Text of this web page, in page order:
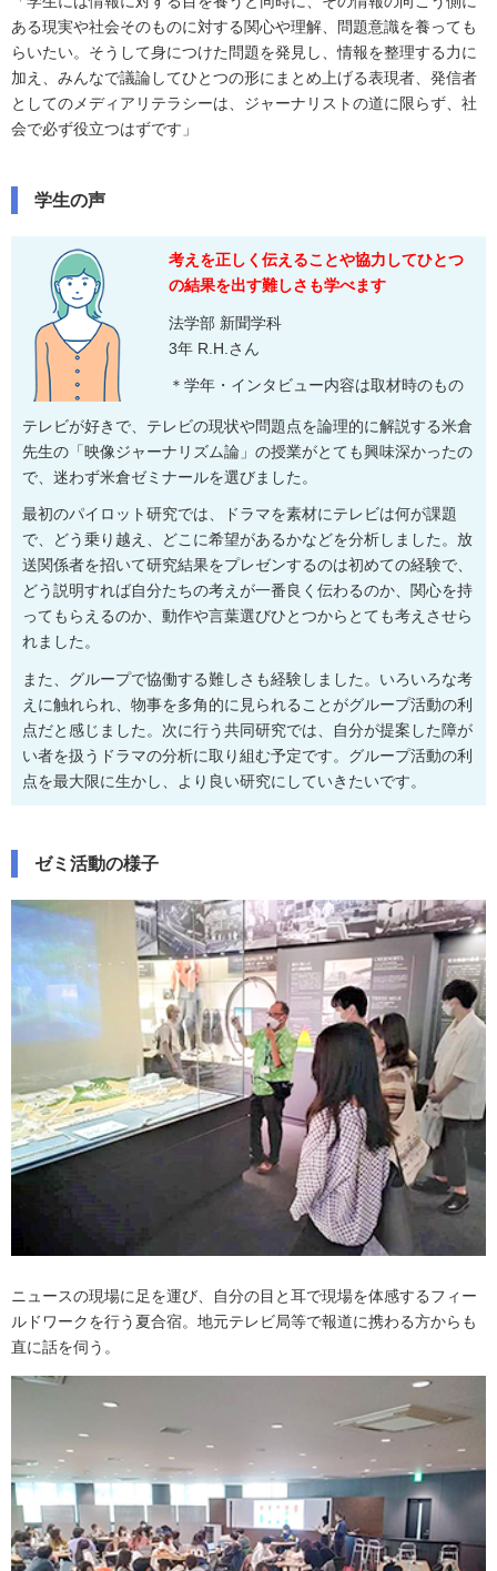
ある現実や社会そのものに対する関心や理解、問題意識を養っても
らいたい。そうして身につけた問題を発見し、情報を整理する力に
加え、みんなで議論してひとつの形にまとめ上げる表現者、発信者
としてのメディアリテラシーは、ジャーナリストの道に限らず、社
会で必ず役立つはずです」
学生の声
考えを正しく伝えることや協力してひとつ
の結果を出す難しさも学べます
法学部 新聞学科
3年 R.H.さん
＊学年・インタビュー内容は取材時のもの
テレビが好きで、テレビの現状や問題点を論理的に解説する米倉
先生の「映像ジャーナリズム論」の授業がとても興味深かったの
で、迷わず米倉ゼミナールを選びました。
最初のパイロット研究では、ドラマを素材にテレビは何が課題
で、どう乗り越え、どこに希望があるかなどを分析しました。放
送関係者を招いて研究結果をプレゼンするのは初めての経験で、
どう説明すれば自分たちの考えが一番良く伝わるのか、関心を持
ってもらえるのか、動作や言葉選びひとつからとても考えさせら
れました。
また、グループで協働する難しさも経験しました。いろいろな考
えに触れられ、物事を多角的に見られることがグループ活動の利
点だと感じました。次に行う共同研究では、自分が提案した障が
い者を扱うドラマの分析に取り組む予定です。グループ活動の利
点を最大限に生かし、より良い研究にしていきたいです。
ゼミ活動の様子
ニュースの現場に足を運び、自分の目と耳で現場を体感するフィー
ルドワークを行う夏合宿。地元テレビ局等で報道に携わる方からも
直に話を伺う。